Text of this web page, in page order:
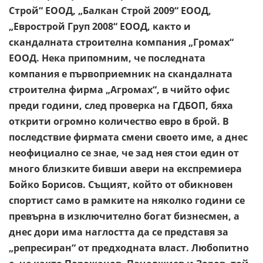
Строй“ ЕООД, „Балкан Строй 2009“ ЕООД,
„Еврострой Груп 2008“ ЕООД, както и
скандалната строителна компания „Громах“
ЕООД. Нека припомним, че последната
компания е първоприемник на скандалната
строителна фирма „Агромах“, в чийто офис
преди години, след проверка на ГДБОП, бяха
открити огромно количество евро в брой. В
последствие фирмата смени своето име, а днес
неофициално се знае, че зад нея стои един от
много близките бивши авери на експремиера
Бойко Борисов. Същият, който от обикновен
спортист само в рамките на няколко години се
превърна в изключително богат бизнесмен, а
днес дори има наглостта да се представя за
„репресиран“ от предходната власт. Любопитно